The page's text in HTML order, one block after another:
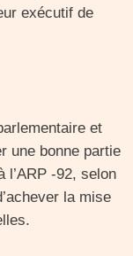
exécutif de
et
une bonne partie
l’ARP -92, selon
la mise